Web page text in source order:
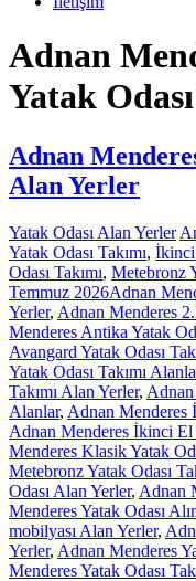
Adnan
Yatak
Adnan
Alan Yerler
Yatak Odası Alan Yerler
Yatak Odası Takımı, İkinci
Odası Takımı, Metebronz
Temmuz 2026Adnan
Yerler, Adnan Menderes
Menderes Antika Yatak
Avangard Yatak Odası
Yatak Odası Takımı
Takımı Alan Yerler, Adnan
Alanlar, Adnan Menderes
Adnan Menderes İkinci El
Menderes Klasik Yatak
Metebronz Yatak Odası
Odası Alan Yerler, Adnan
Menderes Yatak Odası
mobilyası Alan Yerler,
Yerler, Adnan Menderes
Menderes Yatak Odası